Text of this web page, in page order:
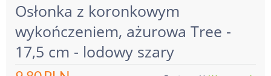
Osłonka z koronkowym
wykończeniem, ażurowa Tree -
17,5 cm - lodowy szary